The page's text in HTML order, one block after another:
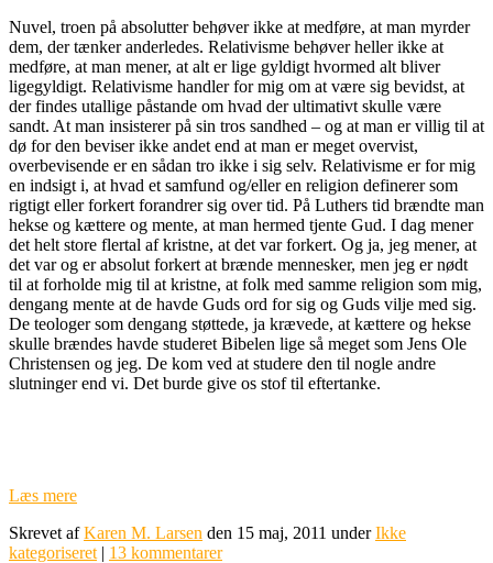
Nuvel, troen på absolutter behøver ikke at medføre, at man myrder
dem, der tænker anderledes. Relativisme behøver heller ikke at
medføre, at man mener, at alt er lige gyldigt hvormed alt bliver
ligegyldigt. Relativisme handler for mig om at være sig bevidst, at
der findes utallige påstande om hvad der ultimativt skulle være
sandt. At man insisterer på sin tros sandhed – og at man er villig til at
dø for den beviser ikke andet end at man er meget overvist,
overbevisende er en sådan tro ikke i sig selv. Relativisme er for mig
en indsigt i, at hvad et samfund og/eller en religion definerer som
rigtigt eller forkert forandrer sig over tid. På Luthers tid brændte man
hekse og kættere og mente, at man hermed tjente Gud. I dag mener
det helt store flertal af kristne, at det var forkert. Og ja, jeg mener, at
det var og er absolut forkert at brænde mennesker, men jeg er nødt
til at forholde mig til at kristne, at folk med samme religion som mig,
dengang mente at de havde Guds ord for sig og Guds vilje med sig.
De teologer som dengang støttede, ja krævede, at kættere og hekse
skulle brændes havde studeret Bibelen lige så meget som Jens Ole
Christensen og jeg. De kom ved at studere den til nogle andre
slutninger end vi. Det burde give os stof til eftertanke.
Læs mere
Skrevet afKaren M. Larsen den 15 maj, 2011 underIkke
kategoriseret | 13 kommentarer